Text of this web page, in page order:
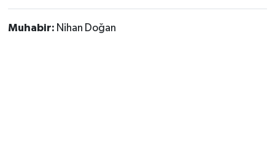
Muhabir: Nihan Doğan